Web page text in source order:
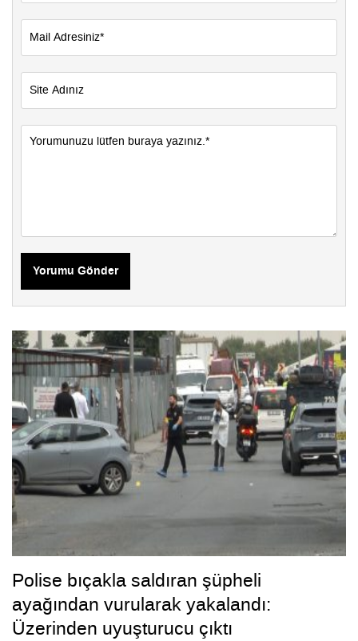
Yorumu Gönder
Polise bıçakla saldıran şüpheli
ayağından vurularak yakalandı:
Üzerinden uyuşturucu çıktı